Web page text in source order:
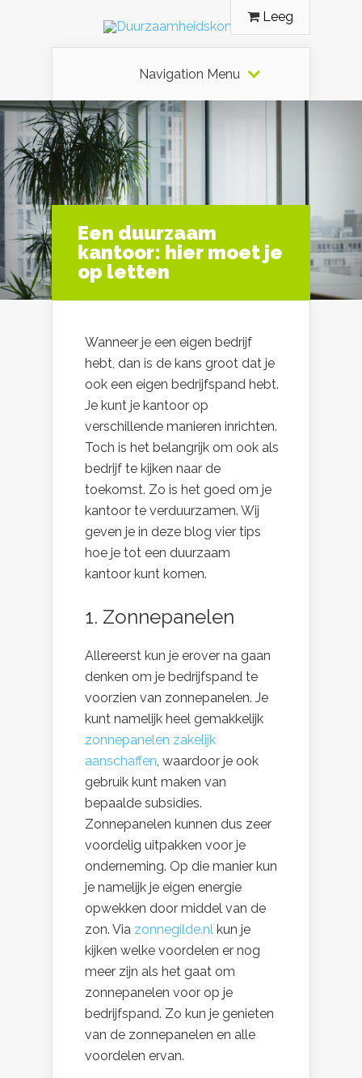
Leeg
Navigation Menu
Een duurzaam
kantoor: hier moet je
op letten
Wanneer je een eigen bedrijf
hebt, dan is de kans groot dat je
ook een eigen bedrijfspand hebt.
Je kunt je kantoor op
verschillende manieren inrichten.
Toch is het belangrijk om ook als
bedrijf te kijken naar de
toekomst. Zo is het goed om je
kantoor te verduurzamen. Wij
geven je in deze blog vier tips
hoe je tot een duurzaam
kantoor kunt komen.
1. Zonnepanelen
Allereerst kun je erover na gaan
denken om je bedrijfspand te
voorzien van zonnepanelen. Je
kunt namelijk heel gemakkelijk
zonnepanelen zakelijk
aanschaffen, waardoor je ook
gebruik kunt maken van
bepaalde subsidies.
Zonnepanelen kunnen dus zeer
voordelig uitpakken voor je
onderneming. Op die manier kun
je namelijk je eigen energie
opwekken door middel van de
zon. Via zonnegilde.nl kun je
kijken welke voordelen er nog
meer zijn als het gaat om
zonnepanelen voor op je
bedrijfspand. Zo kun je genieten
van de zonnepanelen en alle
voordelen ervan.